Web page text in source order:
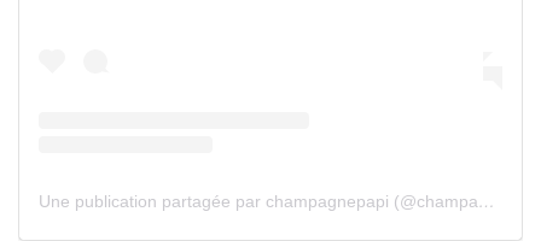
Une publication partagée par champagnepapi (@champagnepapi)